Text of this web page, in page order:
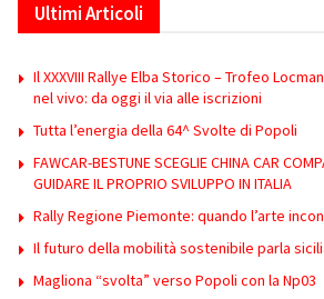
Ultimi Articoli
Il XXXVIII Rallye Elba Storico – Trofeo
nel vivo: da oggi il via alle iscrizioni
Tutta l’energia della 64^ Svolte di Popoli
FAWCAR-BESTUNE SCEGLIE CHINA CAR
GUIDARE IL PROPRIO SVILUPPO IN ITALIA
Rally Regione Piemonte: quando l’arte
Il futuro della mobilità sostenibile parla
Magliona “svolta” verso Popoli con la Np03